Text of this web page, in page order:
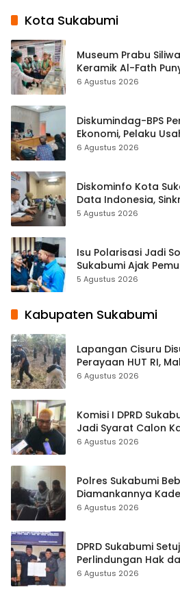
Kota Sukabumi
Museum Prabu
Keramik Al-Fath
Hampir 500 Koleksi
6 Agustus 2026
Diskumindag-BPS
Ekonomi, Pelaku
Terbuka Beri Data
6 Agustus 2026
Diskominfo Kota
Data Indonesia,
Kewilayahan Dikebut
5 Agustus 2026
Isu Polarisasi Jadi
Sukabumi Ajak
Kebangsaan
5 Agustus 2026
Kabupaten Sukabumi
Lapangan Cisuru
Perayaan HUT RI,
Warga Satukan
6 Agustus 2026
Komisi I DPRD
Jadi Syarat Calon
6 Agustus 2026
Polres Sukabumi
Diamankannya
Kasus Sabu
6 Agustus 2026
DPRD Sukabumi
Perlindungan Hak
Diperkuat
6 Agustus 2026